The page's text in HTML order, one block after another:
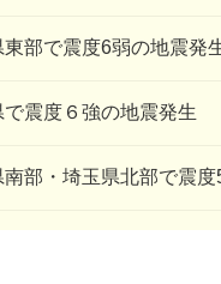
部で震度6弱の地震発
震度６強の地震発生
部・埼玉県北部で震度